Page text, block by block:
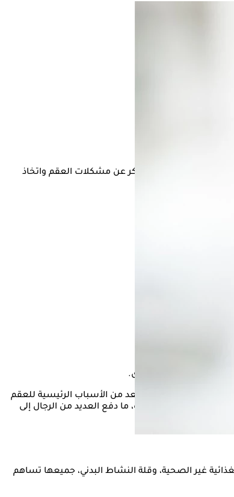
تهدف إلى الكشف المبكر عن مشكلات العقم واتخاذ
والتشوهات الخلقية، تعد من الأسباب الرئيسية للعقم
خلال العقود الأخيرة، ما دفع العديد من الرجال إلى
غير الصحية، وقلة النشاط البدني، جميعها تساهم